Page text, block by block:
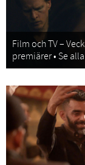
Film och TV –
premiärer • Se